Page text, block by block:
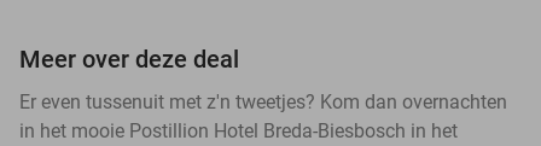
Meer over deze deal
Er even tussenuit met z'n tweetjes? Kom dan overnachten
in het mooie Postillion Hotel Breda-Biesbosch in het